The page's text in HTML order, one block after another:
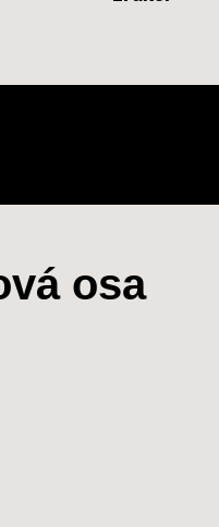
osa